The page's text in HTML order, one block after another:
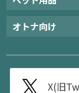
オトナ向け
X(旧